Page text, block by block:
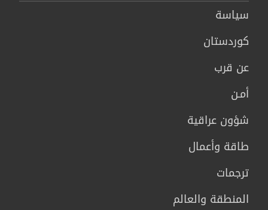
سیاسة
كوردستان
عن قرب
أمـن
شؤون عراقية
طاقة وأعمال
ترجمات
المنطقة والعالم